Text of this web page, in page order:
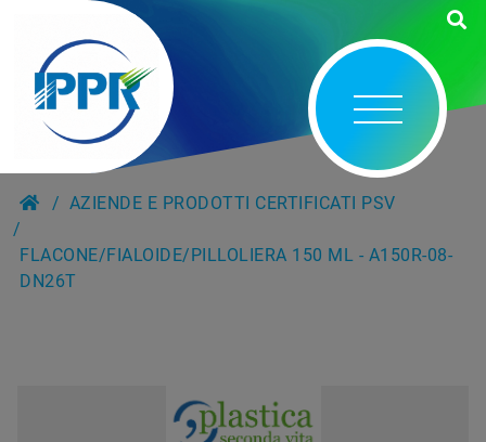
AZIENDE E PRODOTTI CERTIFICATI PSV
FLACONE/FIALOIDE/PILLOLIERA 150 ML - A150R-08-
DN26T